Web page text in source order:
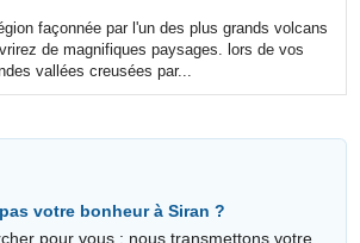
façonnée par l'un des plus grands volcans
de magnifiques paysages. lors de vos
vallées creusées par...
votre bonheur à Siran ?
pour vous : nous transmettons votre